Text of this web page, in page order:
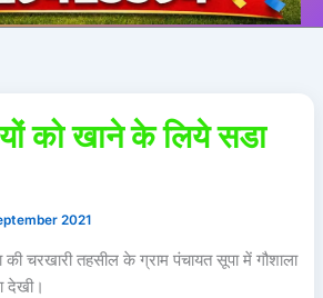
को खाने के लिये सडा
2021
की चरखारी तहसील के ग्राम पंचायत सूपा में गौशाला
देखी।